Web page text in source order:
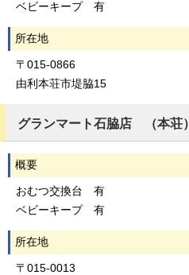
ベビーキープ 有
所在地
〒015-0866
由利本荘市堤脇15
グランマート石脇店 （本荘）
概要
おむつ交換台 有
ベビーキープ 有
所在地
〒015-0013